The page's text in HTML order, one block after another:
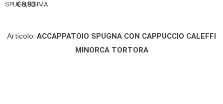
SPUGNISSIMA
€ 8,90
Articolo: ACCAPPATOIO SPUGNA CON CAPPUCCIO CALEFFI
MINORCA TORTORA